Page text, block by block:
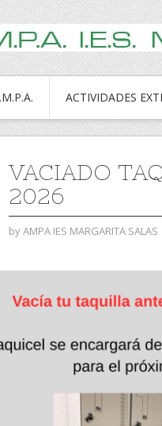
ACTIVIDADES
VACIADO
2026
byAMPA IES MARGARITA SALAS